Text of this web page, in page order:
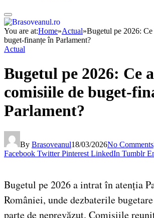
You are at:Home»Actual»Bugetul pe 2026:
buget-finanțe în Parlament?
Actual
Bugetul pe 2026: Ce
comisiile de buget-
Parlament?
By Brasoveanul18/03/2026No Comments
Facebook Twitter Pinterest LinkedIn Tumblr
Bugetul pe 2026 a intrat în atenția
României, unde dezbaterile
parte de neprevăzut. Comisiile